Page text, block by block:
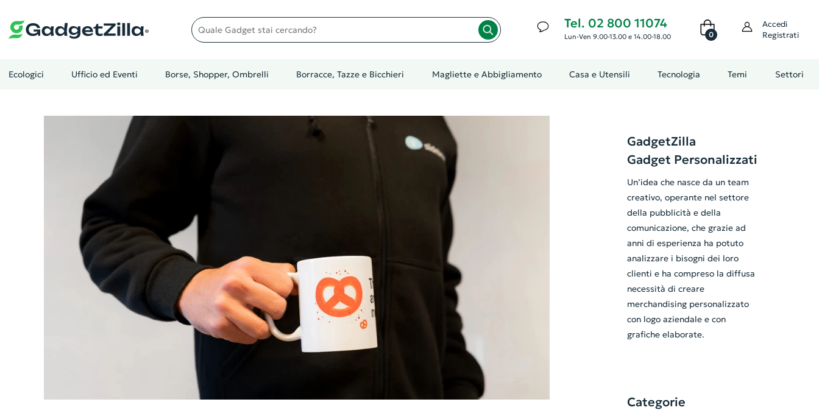
Quale gadget stai cercando? Tel. 02 800 11074
Lun-Ven 9.00-13.00 e 14.00-18.00 0
Accedi
Registrati
Ecologici Ufficio ed Eventi Borse, Shopper, Ombrelli Borracce, Tazze e Bicchieri Magliette e Abbigliamento Casa e Utensili Tecnologia Temi Settori
GadgetZilla
Gadget Personalizzati
Un’idea che nasce da un team
creativo, operante nel settore
della pubblicità e della
comunicazione, che grazie ad
anni di esperienza ha potuto
analizzare i bisogni dei loro
clienti e ha compreso la diffusa
necessità di creare
merchandising personalizzato
con logo aziendale e con
grafiche elaborate.
Categorie